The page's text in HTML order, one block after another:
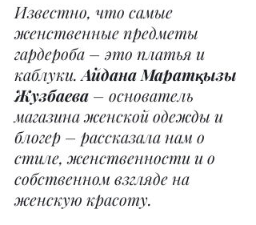
Известно, что самые
женственные предметы
гардероба – это платья и
каблуки. Айдана Маратқызы
Жузбаева – основатель
магазина женской одежды и
блогер – рассказала нам о
стиле, женственности и о
собственном взгляде на
женскую красоту.